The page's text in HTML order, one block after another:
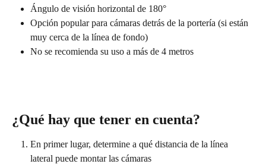
Ángulo de visión horizontal de 180°
Opción popular para cámaras detrás de la portería (si están
muy cerca de la línea de fondo)
No se recomienda su uso a más de 4 metros
¿Qué hay que tener en cuenta?
En primer lugar, determine a qué distancia de la línea
lateral puede montar las cámaras